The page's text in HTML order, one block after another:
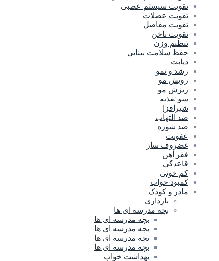
تقویت سیستم عصبی
تقویت عضلات
تقویت مفاصل
تقویت ناخن
تنظیم وزن
حفظ سلامت بینایی
دیابت
رشد و نمو
رویش مو
ریزش مو
سو تغذیه
شیرافزا
ضد التهاب
ضد شوره
عفونت
غضروف ساز
فقر آهن
قاعدگی
کم خونی
کمبود خواب
مادر و کودک
بارداری
بچه مدرسه ای ها
بچه مدرسه اى ها
بچه مدرسه ای ها
بچه مدرسه ای ها
بچه مدرسه ای ها
بهداشت خواب